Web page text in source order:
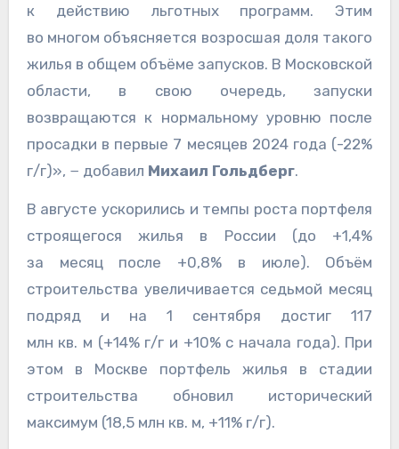
к действию льготных программ. Этим
во многом объясняется возросшая доля такого
жилья в общем объёме запусков. В Московской
области, в свою очередь, запуски
возвращаются к нормальному уровню после
просадки в первые 7 месяцев 2024 года (-22%
г/г)», − добавил Михаил Гольдберг.
В августе ускорились и темпы роста портфеля
строящегося жилья в России (до +1,4%
за месяц после +0,8% в июле). Объём
строительства увеличивается седьмой месяц
подряд и на 1 сентября достиг 117
млн кв. м (+14% г/г и +10% с начала года). При
этом в Москве портфель жилья в стадии
строительства обновил исторический
максимум (18,5 млн кв. м, +11% г/г).